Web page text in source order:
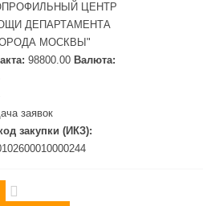
ЦЕНТР
ДЕПАРТАМЕНТА
МОСКВЫ"
98800.00 Валюта:
заявок
закупки (ИКЗ):